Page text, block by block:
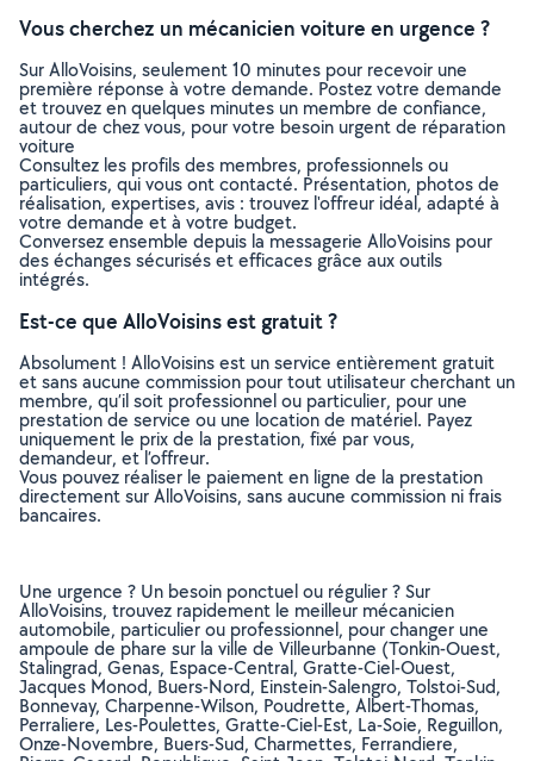
Vous cherchez un mécanicien voiture en urgence ?
Sur AlloVoisins, seulement 10 minutes pour recevoir une
première réponse à votre demande. Postez votre demande
et trouvez en quelques minutes un membre de confiance,
autour de chez vous, pour votre besoin urgent de réparation
voiture
Consultez les profils des membres, professionnels ou
particuliers, qui vous ont contacté. Présentation, photos de
réalisation, expertises, avis : trouvez l'offreur idéal, adapté à
votre demande et à votre budget.
Conversez ensemble depuis la messagerie AlloVoisins pour
des échanges sécurisés et efficaces grâce aux outils
intégrés.
Est-ce que AlloVoisins est gratuit ?
Absolument ! AlloVoisins est un service entièrement gratuit
et sans aucune commission pour tout utilisateur cherchant un
membre, qu’il soit professionnel ou particulier, pour une
prestation de service ou une location de matériel. Payez
uniquement le prix de la prestation, fixé par vous,
demandeur, et l’offreur.
Vous pouvez réaliser le paiement en ligne de la prestation
directement sur AlloVoisins, sans aucune commission ni frais
bancaires.
Une urgence ? Un besoin ponctuel ou régulier ? Sur
AlloVoisins, trouvez rapidement le meilleur mécanicien
automobile, particulier ou professionnel, pour changer une
ampoule de phare sur la ville de Villeurbanne (Tonkin-Ouest,
Stalingrad, Genas, Espace-Central, Gratte-Ciel-Ouest,
Jacques Monod, Buers-Nord, Einstein-Salengro, Tolstoi-Sud,
Bonnevay, Charpenne-Wilson, Poudrette, Albert-Thomas,
Perraliere, Les-Poulettes, Gratte-Ciel-Est, La-Soie, Reguillon,
Onze-Novembre, Buers-Sud, Charmettes, Ferrandiere,